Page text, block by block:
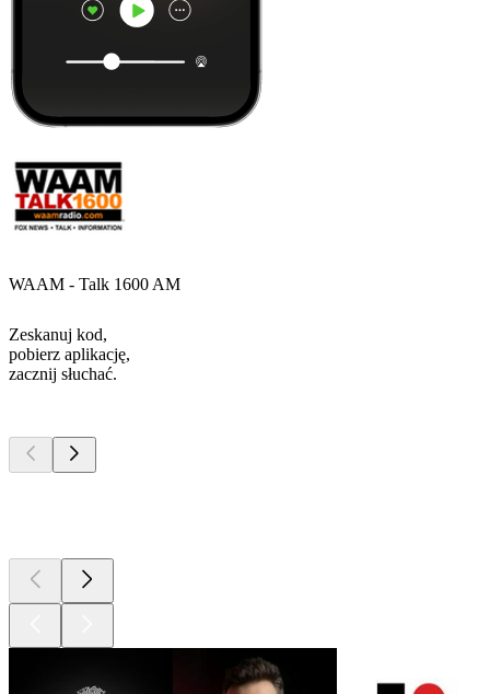
WAAM - Talk 1600 AM
Zeskanuj kod,
pobierz aplikację,
zacznij słuchać.